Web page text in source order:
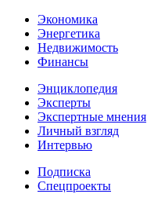
Экономика
Энергетика
Недвижимость
Финансы
Энциклопедия
Эксперты
Экспертные мнения
Личный взгляд
Интервью
Подписка
Спецпроекты